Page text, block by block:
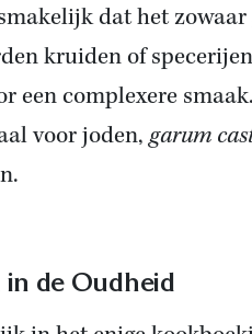
dat het
kruiden of
een complexere
voor joden,garum
in de Oudheid